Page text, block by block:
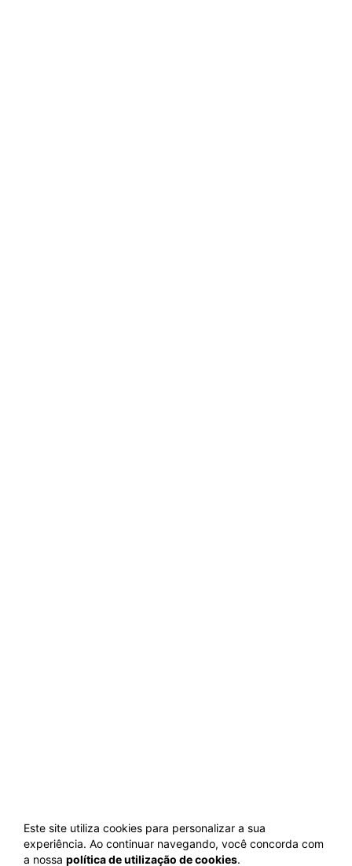
Este site utiliza cookies para personalizar a sua
experiência. Ao continuar navegando, você concorda com
a nossa política de utilização de cookies.